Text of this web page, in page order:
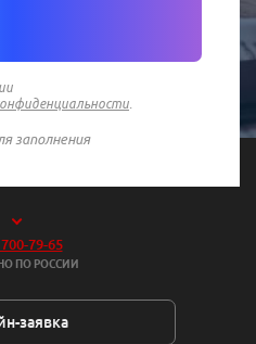
заполнения
79-65
ПО РОССИИ
заявка